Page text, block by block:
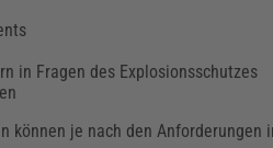
in Fragen des Explosionsschutzes
können je nach den